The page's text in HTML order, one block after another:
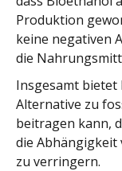
Produktion
keine negativen
die
Insgesamt bietet
Alternative zu
beitragen kann,
die Abhängigkeit
zu verringern.